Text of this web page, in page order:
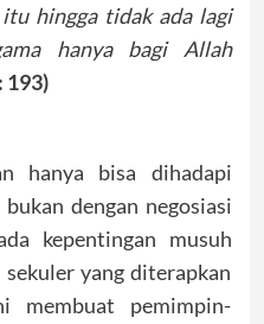
hingga tidak ada lagi
hanya bagi Allah
193)
hanya bisa dihadapi
bukan dengan negosiasi
kepentingan musuh
sekuler yang diterapkan
pemimpin-